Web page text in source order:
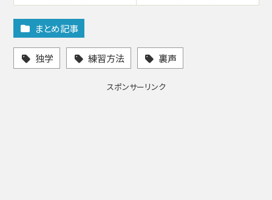
まとめ記事
独学 練習方法 裏声
スポンサーリンク